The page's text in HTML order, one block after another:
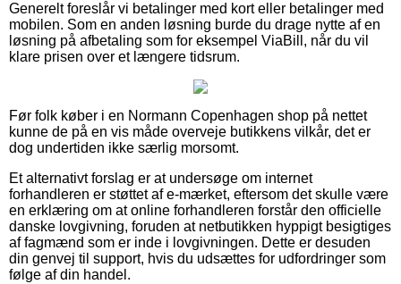
Generelt foreslår vi betalinger med kort eller betalinger med
mobilen. Som en anden løsning burde du drage nytte af en
løsning på afbetaling som for eksempel ViaBill, når du vil
klare prisen over et længere tidsrum.
Før folk køber i en Normann Copenhagen shop på nettet
kunne de på en vis måde overveje butikkens vilkår, det er
dog undertiden ikke særlig morsomt.
Et alternativt forslag er at undersøge om internet
forhandleren er støttet af e-mærket, eftersom det skulle være
en erklæring om at online forhandleren forstår den officielle
danske lovgivning, foruden at netbutikken hyppigt besigtiges
af fagmænd som er inde i lovgivningen. Dette er desuden
din genvej til support, hvis du udsættes for udfordringer som
følge af din handel.